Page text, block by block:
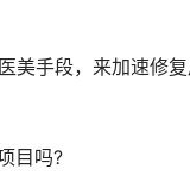
美手段，来加速修
目吗?